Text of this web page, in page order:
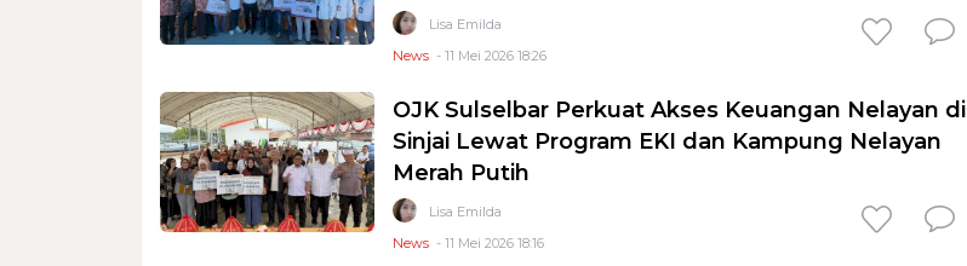
Lisa Emilda
News - 11 Mei 2026 18:26
OJK Sulselbar Perkuat Akses Keuangan Nelayan di
Sinjai Lewat Program EKI dan Kampung Nelayan
Merah Putih
Lisa Emilda
News - 11 Mei 2026 18:16